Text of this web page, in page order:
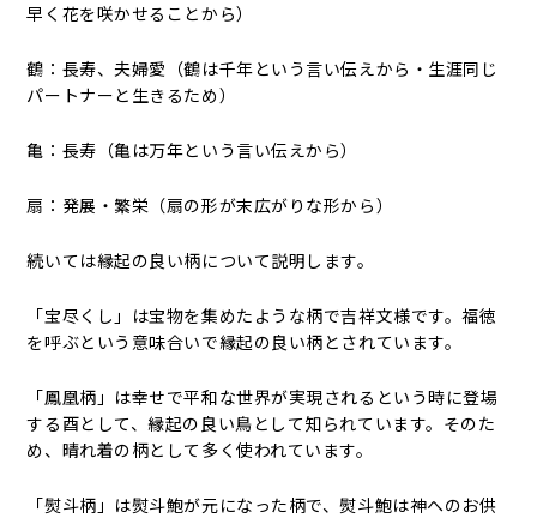
早く花を咲かせることから）
鶴：長寿、夫婦愛（鶴は千年という言い伝えから・生涯同じ
パートナーと生きるため）
亀：長寿（亀は万年という言い伝えから）
扇：発展・繁栄（扇の形が末広がりな形から）
続いては縁起の良い柄について説明します。
「宝尽くし」は宝物を集めたような柄で吉祥文様です。福徳
を呼ぶという意味合いで縁起の良い柄とされています。
「鳳凰柄」は幸せで平和な世界が実現されるという時に登場
する酉として、縁起の良い鳥として知られています。そのた
め、晴れ着の柄として多く使われています。
「熨斗柄」は熨斗鮑が元になった柄で、熨斗鮑は神へのお供